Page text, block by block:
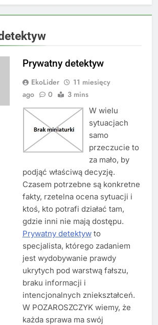
Prywatny detektyw
EkoLider
11 miesięcy
ago
0 3 mins
W wielu
sytuacjach
samo
przeczucie to
za mało, by
podjąć właściwą decyzję.
Czasem potrzebne są konkretne
fakty, rzetelna ocena sytuacji i
ktoś, kto potrafi działać tam,
gdzie inni nie mają dostępu.
Prywatny detektywto
specjalista, którego zadaniem
jest wydobywanie prawdy
ukrytych pod warstwą fałszu,
braku informacji i
intencjonalnych zniekształceń.
W POZAROSZCZYK wiemy, że
każda sprawa ma swój